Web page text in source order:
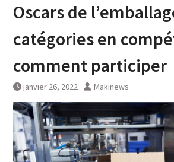
Oscars de
catégories en
comment participer
janvier 26, 2022 Makinews